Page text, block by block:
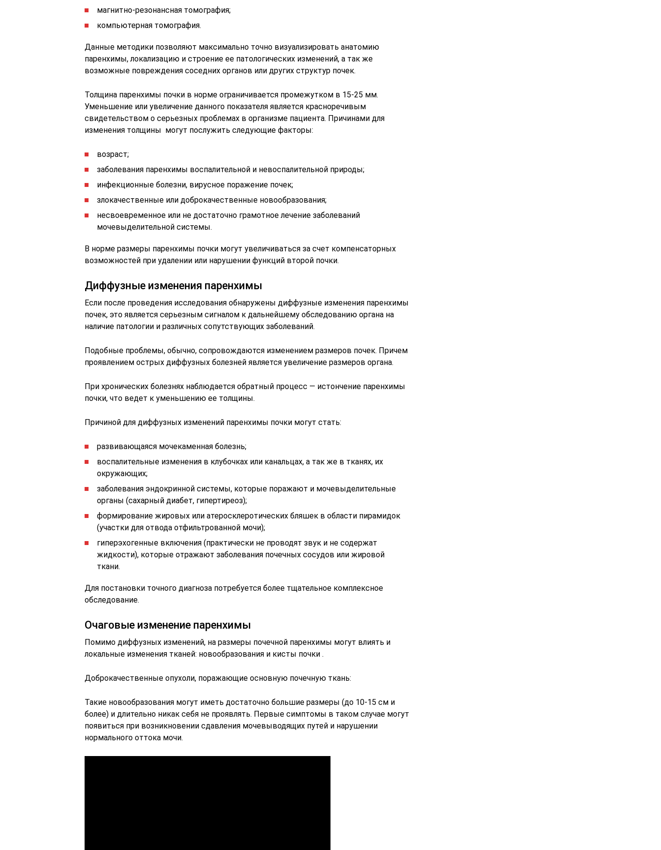
магнитно-резонансная томография;
компьютерная томография.
Данные методики позволяют максимально точно визуализировать анатомию
паренхимы, локализацию и строение ее патологических изменений, а так же
возможные повреждения соседних органов или других структур почек.
Толщина паренхимы почки в норме ограничивается промежутком в 15-25 мм.
Уменьшение или увеличение данного показателя является красноречивым
свидетельством о серьезных проблемах в организме пациента. Причинами для
изменения толщины могут послужить следующие факторы:
возраст;
заболевания паренхимы воспалительной и невоспалительной природы;
инфекционные болезни, вирусное поражение почек;
злокачественные или доброкачественные новообразования;
несвоевременное или не достаточно грамотное лечение заболеваний
мочевыделительной системы.
В норме размеры паренхимы почки могут увеличиваться за счет компенсаторных
возможностей при удалении или нарушении функций второй почки.
Диффузные изменения паренхимы
Если после проведения исследования обнаружены диффузные изменения паренхимы
почек, это является серьезным сигналом к дальнейшему обследованию органа на
наличие патологии и различных сопутствующих заболеваний.
Подобные проблемы, обычно, сопровождаются изменением размеров почек. Причем
проявлением острых диффузных болезней является увеличение размеров органа.
При хронических болезнях наблюдается обратный процесс — истончение паренхимы
почки, что ведет к уменьшению ее толщины.
Причиной для диффузных изменений паренхимы почки могут стать:
развивающаяся мочекаменная болезнь;
воспалительные изменения в клубочках или канальцах, а так же в тканях, их
окружающих;
заболевания эндокринной системы, которые поражают и мочевыделительные
органы (сахарный диабет, гипертиреоз);
формирование жировых или атеросклеротических бляшек в области пирамидок
(участки для отвода отфильтрованной мочи);
гиперэхогенные включения (практически не проводят звук и не содержат
жидкости), которые отражают заболевания почечных сосудов или жировой
ткани.
Для постановки точного диагноза потребуется более тщательное комплексное
обследование.
Очаговые изменение паренхимы
Помимо диффузных изменений, на размеры почечной паренхимы могут влиять и
локальные изменения тканей: новообразования и кисты почки .
Доброкачественные опухоли, поражающие основную почечную ткань:
Такие новообразования могут иметь достаточно большие размеры (до 10-15 см и
более) и длительно никак себя не проявлять. Первые симптомы в таком случае могут
появиться при возникновении сдавления мочевыводящих путей и нарушении
нормального оттока мочи.